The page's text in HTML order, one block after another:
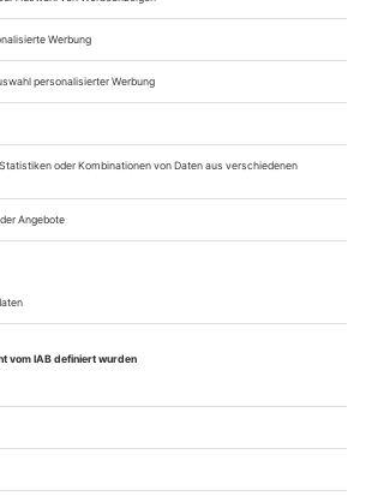
Opernwelt 3/24
ein Mann mit vielen Talenten. Torstein
nicht nur Trompete, Musiktheorie und
sondern zudem Mathematik. Das alles
Werken auch für das Musiktheater zu
Ganzen. In Meiningen kommt nun die
heraus. Wir fahren hin
Kritikerumfrage Newsletter